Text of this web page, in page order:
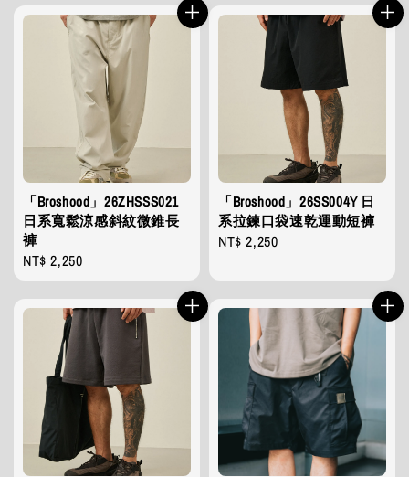
「Broshood」26ZHSSS021
日系寬鬆涼感斜紋微錐長
褲
Regular
price
NT$ 2,250
「Broshood」26SS004Y 日
系拉鍊口袋速乾運動短褲
Regular
NT$ 2,250